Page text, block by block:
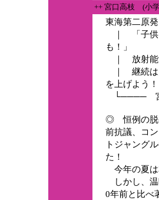
++ 宮口高枝 (小
東海第二原
｜ 「子供
も！」
｜ 放射能
｜ 継続は
を上げよう！
└──── 宮
◎ 恒例の脱
前抗議、コ
トジャング
た！
今年の夏は
しかし、温
0年前と比べ